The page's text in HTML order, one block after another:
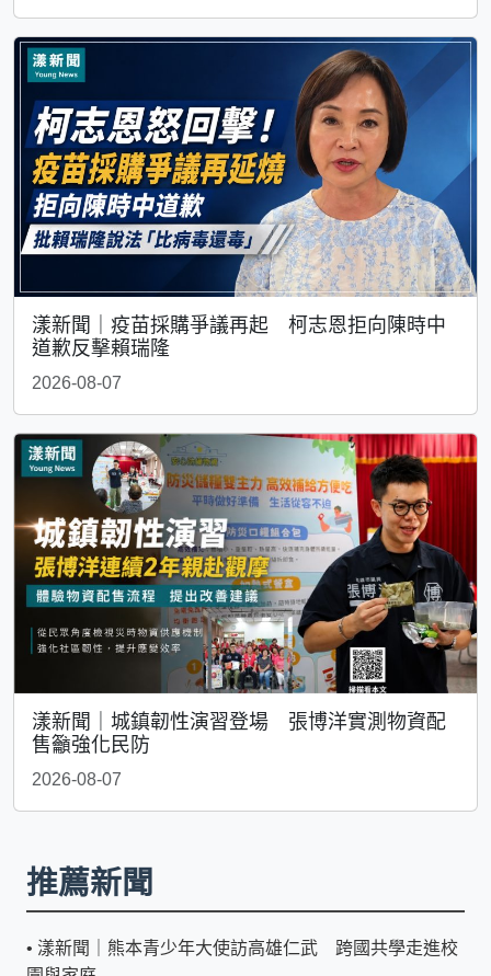
漾新聞｜疫苗採購爭議再起 柯志恩拒向陳時中
道歉反擊賴瑞隆
2026-08-07
漾新聞｜城鎮韌性演習登場 張博洋實測物資配
售籲強化民防
2026-08-07
推薦新聞
• 漾新聞｜熊本青少年大使訪高雄仁武 跨國共學走進校